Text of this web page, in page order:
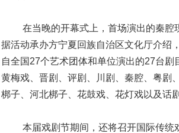
在当晚的开幕式上，首场演出的秦腔现
据活动承办方宁夏回族自治区文化厅介绍
自全国27个艺术团体和单位演出的27台剧
黄梅戏、晋剧、评剧、川剧、秦腔、粤剧
梆子、河北梆子、花鼓戏、花灯戏以及话
本届戏剧节期间，还将召开国际传统